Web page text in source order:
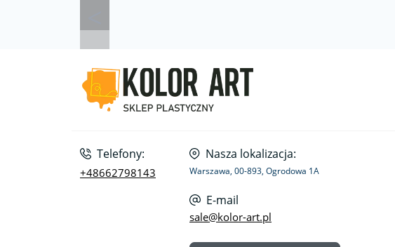
Telefony:
+48662798143
Nasza lokalizacja:
Warszawa, 00-893, Ogrodowa 1A
E-mail
sale@kolor-art.pl